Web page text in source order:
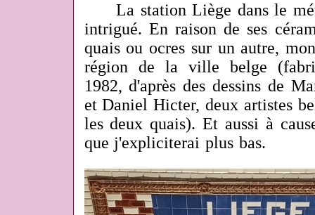
La station Liège dans le
intrigué. En raison de ses
quais ou ocres sur un autre,
région de la ville belge
1982, d'après des dessins de
et Daniel Hicter, deux artistes
les deux quais). Et aussi à
que j'expliciterai plus bas.